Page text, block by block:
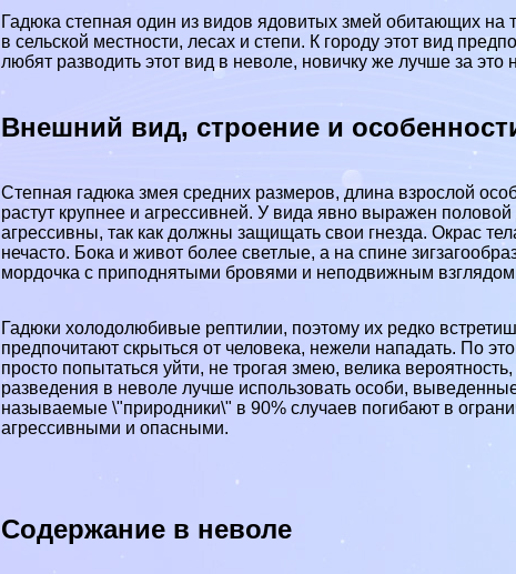
Гадюка степная один из видов ядовитых змей обитающих
в сельской местности, лесах и степи. К городу этот вид
любят разводить этот вид в неволе, новичку же лучше за это
Внешний вид, строение и
Степная гадюка змея средних размеров, длина взрослой
растут крупнее и агрессивней. У вида явно выражен
агрессивны, так как должны защищать свои гнезда. Окрас
нечасто. Бока и живот более светлые, а на спине
мордочка с приподнятыми бровями и неподвижным
Гадюки холодолюбивые рептилии, поэтому их редко
предпочитают скрыться от человека, нежели нападать. По
просто попытаться уйти, не трогая змею, велика
разведения в неволе лучше использовать особи,
называемые \"природники\" в 90% случаев погибают в
агрессивными и опасными.
Содержание в неволе